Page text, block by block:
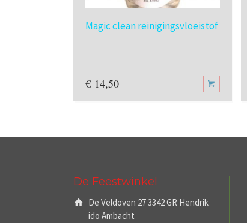
Magic clean reinigingsvloeistof
€ 14,50
De Feestwinkel
De Veldoven 27 3342 GR Hendrik
ido Ambacht